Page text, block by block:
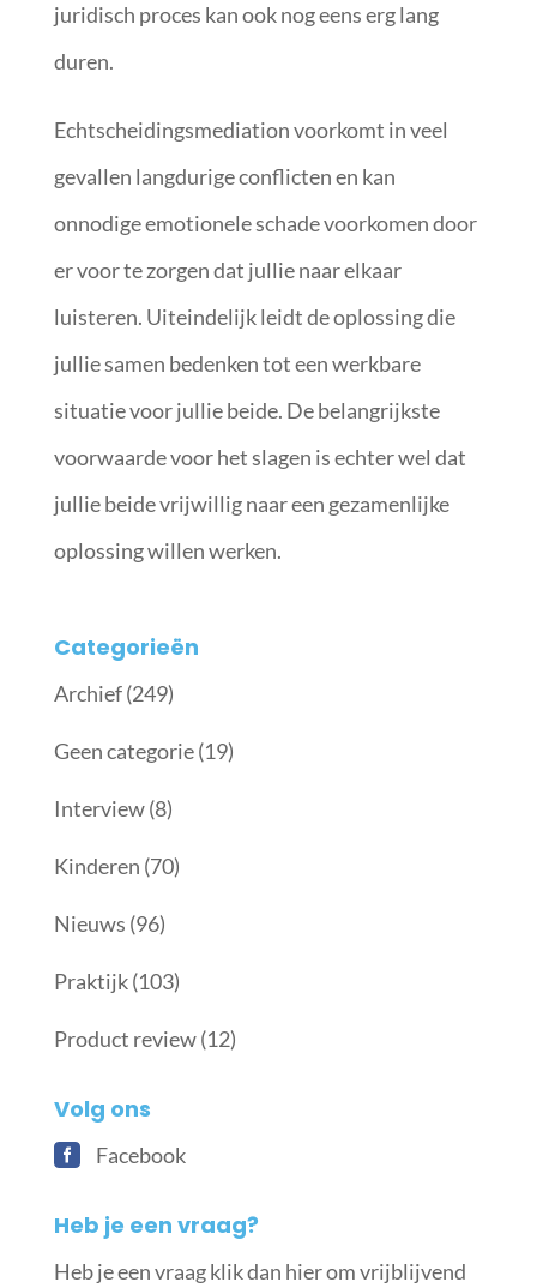
juridisch proces kan ook nog eens erg lang
duren.
Echtscheidingsmediation voorkomt in veel
gevallen langdurige conflicten en kan
onnodige emotionele schade voorkomen door
er voor te zorgen dat jullie naar elkaar
luisteren. Uiteindelijk leidt de oplossing die
jullie samen bedenken tot een werkbare
situatie voor jullie beide. De belangrijkste
voorwaarde voor het slagen is echter wel dat
jullie beide vrijwillig naar een gezamenlijke
oplossing willen werken.
Categorieën
Archief(249)
Geen categorie(19)
Interview(8)
Kinderen (70)
Nieuws (96)
Praktijk(103)
Product review(12)
Volg ons
Facebook
Heb je een vraag?
Heb je een vraag klik dan hier om vrijblijvend